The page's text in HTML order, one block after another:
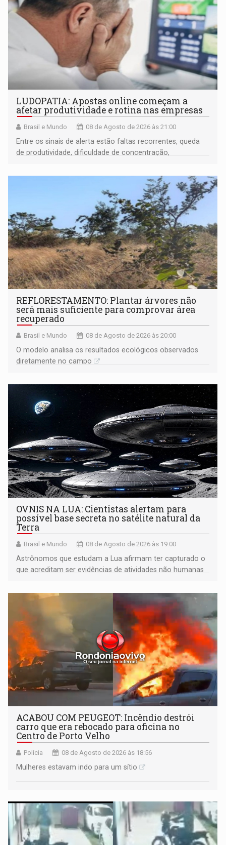
LUDOPATIA: Apostas online começam a
afetar produtividade e rotina nas empresas
Brasil e Mundo 08 de Agosto de 2026 às 21:00
Entre os sinais de alerta estão faltas recorrentes, queda
de produtividade, dificuldade de concentração,
REFLORESTAMENTO: Plantar árvores não
será mais suficiente para comprovar área
recuperado
Brasil e Mundo 08 de Agosto de 2026 às 20:00
O modelo analisa os resultados ecológicos observados
diretamente no campo
OVNIS NA LUA: Cientistas alertam para
possível base secreta no satélite natural da
Terra
Brasil e Mundo 08 de Agosto de 2026 às 19:00
Astrônomos que estudam a Lua afirmam ter capturado o
que acreditam ser evidências de atividades não humanas
órbita
ACABOU COM PEUGEOT: Incêndio destrói
carro que era rebocado para oficina no
Centro de Porto Velho
Polícia 08 de Agosto de 2026 às 18:56
Mulheres estavam indo para um sítio